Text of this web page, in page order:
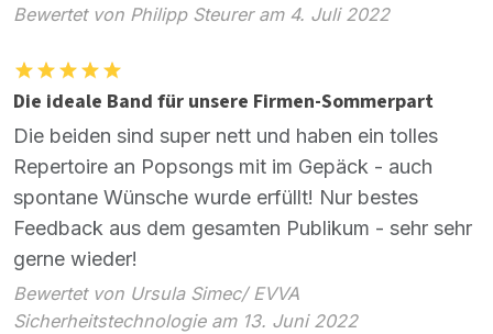
Bewertet von Philipp Steurer am 4. Juli 2022
Die ideale Band für unsere Firmen-Sommerpart
Die beiden sind super nett und haben ein tolles
Repertoire an Popsongs mit im Gepäck - auch
spontane Wünsche wurde erfüllt! Nur bestes
Feedback aus dem gesamten Publikum - sehr sehr
gerne wieder!
Bewertet von Ursula Simec/ EVVA
Sicherheitstechnologie am 13. Juni 2022